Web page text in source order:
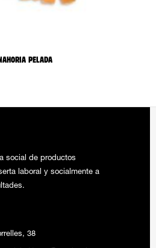
PELADA
social de productos
laboral y socialmente a
38